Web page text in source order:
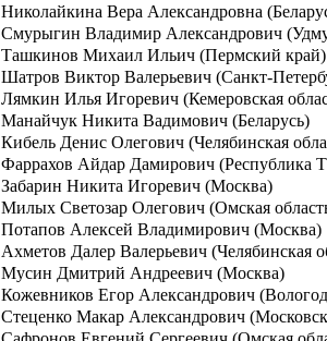
Николайкина Вера Александровна
Смурыгин Владимир Александрович
Ташкинов Михаил Ильич (Пермский край)
Шатров Виктор Валерьевич (Санкт-
Лямкин Илья Игоревич (Кемеровская
Манайчук Никита Вадимович (Беларусь)
Кибель Денис Олегович (Челябинская
Фаррахов Айдар Дамирович (Республика
Забарин Никита Игоревич (Москва)
Милых Светозар Олегович (Омская
Потапов Алексей Владимирович (Москва)
Ахметов Далер Валерьевич (Челябинская
Мусин Дмитрий Андреевич (Москва)
Кожевников Егор Александрович
Стеценко Макар Александрович